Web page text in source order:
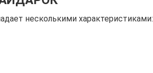
несколькими характеристиками: